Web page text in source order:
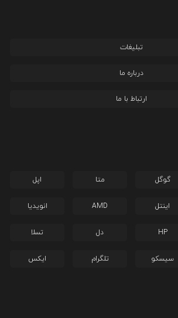
تبلیغات
درباره ما
ارتباط با ما
گوگل متا اپل
اینتل AMD انویدیا
HP دل تسلا
سیسکو تلگرام ایکس